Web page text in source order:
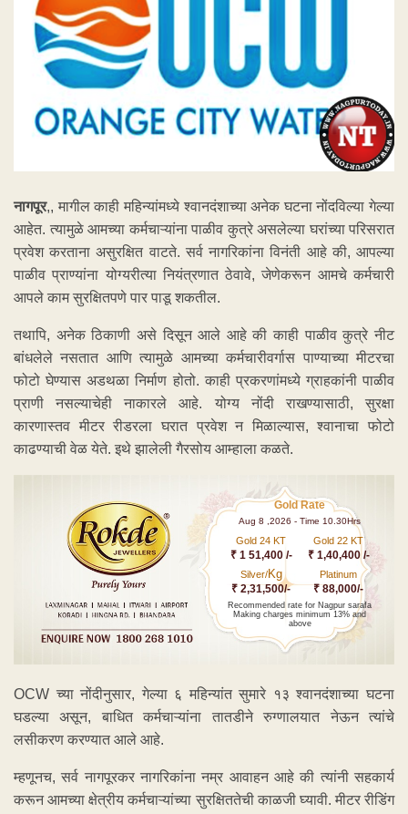
नागपूर,, मागील काही महिन्यांमध्ये श्वानदंशाच्या अनेक घटना नोंदविल्या गेल्या
आहेत. त्यामुळे आमच्या कर्मचाऱ्यांना पाळीव कुत्रे असलेल्या घरांच्या परिसरात
प्रवेश करताना असुरक्षित वाटते. सर्व नागरिकांना विनंती आहे की, आपल्या
पाळीव प्राण्यांना योग्यरीत्या नियंत्रणात ठेवावे, जेणेकरून आमचे कर्मचारी
आपले काम सुरक्षितपणे पार पाडू शकतील.
तथापि, अनेक ठिकाणी असे दिसून आले आहे की काही पाळीव कुत्रे नीट
बांधलेले नसतात आणि त्यामुळे आमच्या कर्मचारीवर्गास पाण्याच्या मीटरचा
फोटो घेण्यास अडथळा निर्माण होतो. काही प्रकरणांमध्ये ग्राहकांनी पाळीव
प्राणी नसल्याचेही नाकारले आहे. योग्य नोंदी राखण्यासाठी, सुरक्षा
कारणास्तव मीटर रीडरला घरात प्रवेश न मिळाल्यास, श्वानाचा फोटो
काढण्याची वेळ येते. इथे झालेली गैरसोय आम्हाला कळते.
Gold Rate
Aug 8 ,2026 - Time 10.30Hrs
Gold 24 KT
₹ 1 51,400 /-
Gold 22 KT
₹ 1,40,400 /-
Silver/Kg
₹ 2,31,500/-
Platinum
₹ 88,000/-
Recommended rate for Nagpur sarafa
Making charges minimum 13% and
above
OCW च्या नोंदीनुसार, गेल्या ६ महिन्यांत सुमारे १३ श्वानदंशाच्या घटना
घडल्या असून, बाधित कर्मचाऱ्यांना तातडीने रुग्णालयात नेऊन त्यांचे
लसीकरण करण्यात आले आहे.
म्हणूनच, सर्व नागपूरकर नागरिकांना नम्र आवाहन आहे की त्यांनी सहकार्य
करून आमच्या क्षेत्रीय कर्मचाऱ्यांच्या सुरक्षिततेची काळजी घ्यावी. मीटर रीडिंग